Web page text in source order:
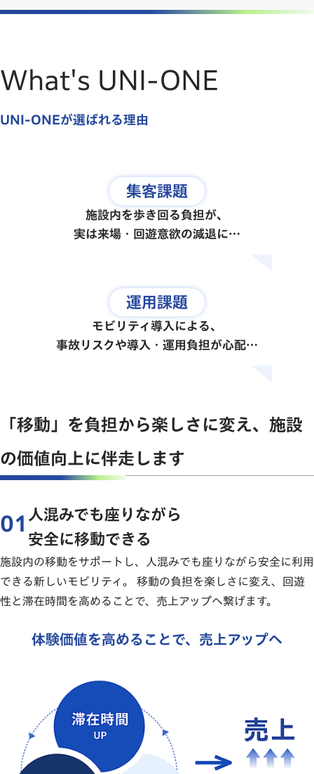
What's UNI-ONE
UNI-ONEが選ばれる理由
集客課題
施設内を歩き回る負担が、
実は来場・回遊意欲の減退に…
運用課題
モビリティ導入による、
事故リスクや導入・運用負担が心配…
「移動」を負担から楽しさに変え、 施設
の価値向上に伴走します
移動を負担から、楽しい体験に
01 人混みでも座りながら
安全に移動できる
施設内の移動をサポートし、人混みでも座りながら安全に利用
できる新しいモビリティ。 移動の負担を楽しさに変え、回遊
性と滞在時間を高めることで、売上アップへ繋げます。